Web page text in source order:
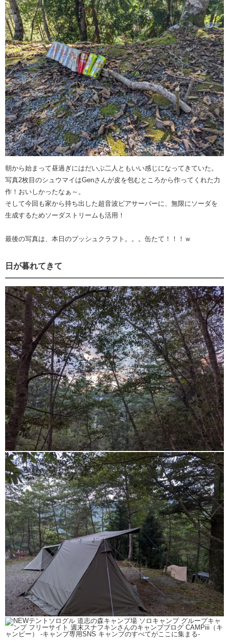
朝から始まって昼過ぎにはだいぶ二人ともいい感じになってきていた。
写真2枚目のシュウマイはGenさんが皮を包むところから作ってくれた力
作！おいしかったなぁ～。
そして今回も家から持ち出した超音波ビアサーバーに、無限にソーダを
生成するためソーダストリームも活用！
最後の写真は、本日のブッシュクラフト。。。缶たて！！！ｗ
日が暮れてきて